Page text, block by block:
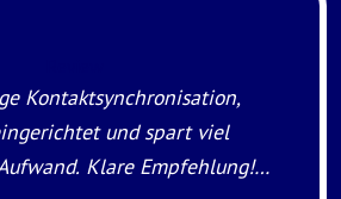
Kontaktsynchronisation,
und spart viel
Klare Empfehlung!